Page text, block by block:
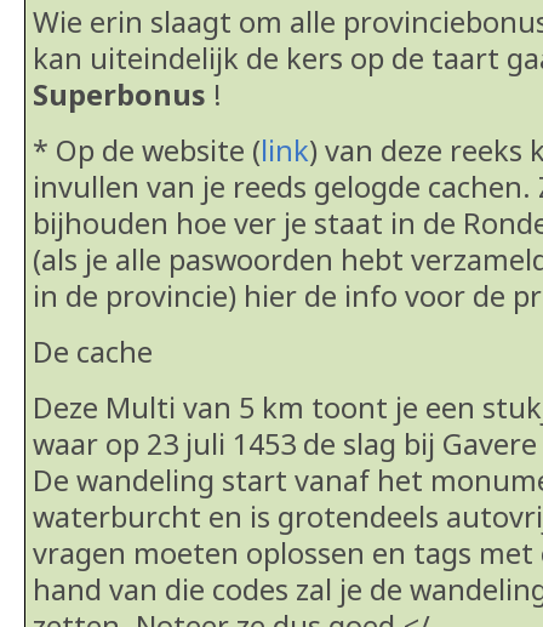
Wie erin slaagt om alle
kan uiteindelijk de kers op de taart
Superbonus !
* Op de website (link) van deze reeks
invullen van je reeds gelogde cachen.
bijhouden hoe ver je staat in de
(als je alle paswoorden hebt
in de provincie) hier de info voor de
De cache
Deze Multi van 5 km toont je een
waar op 23 juli 1453 de slag bij
De wandeling start vanaf het
waterburcht en is grotendeels
vragen moeten oplossen en tags met
hand van die codes zal je de